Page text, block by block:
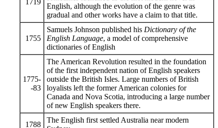
English, although the evolution of the genre was
gradual and other works have a claim to that title.
1755
Samuels Johnson published his Dictionary of the
English Language, a model of comprehensive
dictionaries of English
1775-
-83
The American Revolution resulted in the foundation
of the first independent nation of English speakers
outside the British Isles. Large numbers of British
loyalists left the former American colonies for
Canada and Nova Scotia, introducing a large number
of new English speakers there.
1788
The English first settled Australia near modern